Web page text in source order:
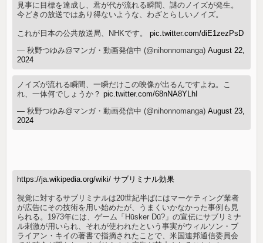
見事に目標を達成し、君が代が流れる瞬間、謎のノイズが発生。
今どきの放送ではあり得ないような、わざとらしいノイズ。
これが日本の公共放送局、NHKです。pic.twitter.com/diE1zezPsD
— 秋野つゆみ@マンガ・動画発信中 (@nihonnomanga)August 22,
2024
ノイズが流れる瞬間、一瞬だけこの映像が出るんですよね。こ
れ、一体何でしょうか？pic.twitter.com/68nNA8YLhI
— 秋野つゆみ@マンガ・動画発信中 (@nihonnomanga)August 23,
2024
https://ja.wikipedia.org/wiki/ サブリミナル効果
視覚に対するサブリミナルは20世紀半ばにはマーケティング業者
が広告にその技術を用い始めたが、うまくいかなかった事例も見
られる。1973年には、ゲーム「Hūsker Dū?」の宣伝にサブリミナ
ル刺激が用いられ、それが使われたという事実がウィルソン・ブ
ライアン・キイの著書で指摘されたことで、米国連邦通信委員会